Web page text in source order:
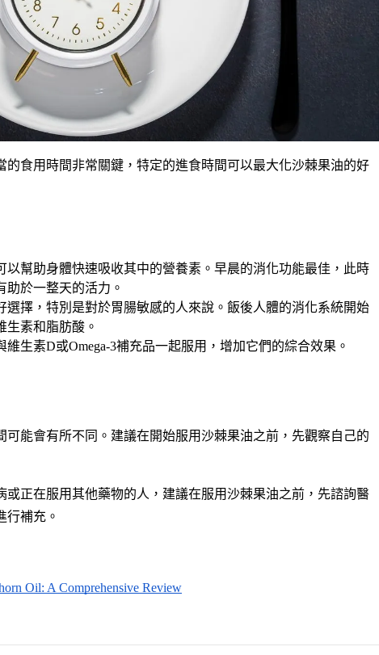
食用時間非常關鍵，特定的進食時間可以最大化沙棘果油的好
以幫助身體快速吸收其中的營養素。早晨的消化功能最佳，此時
於一整天的活力。
選擇，特別是對於胃腸敏感的人來說。飯後人體的消化系統開始
生素和脂肪酸。
維生素D或Omega-3補充品一起服用，增加它們的綜合效果。
能會有所不同。建議在開始服用沙棘果油之前，先觀察自己的
或正在服用其他藥物的人，建議在服用沙棘果油之前，先諮詢醫
行補充。
Oil: A Comprehensive Review